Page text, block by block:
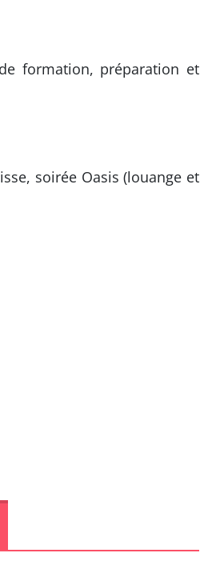
formation, préparation et
soirée Oasis (louange et